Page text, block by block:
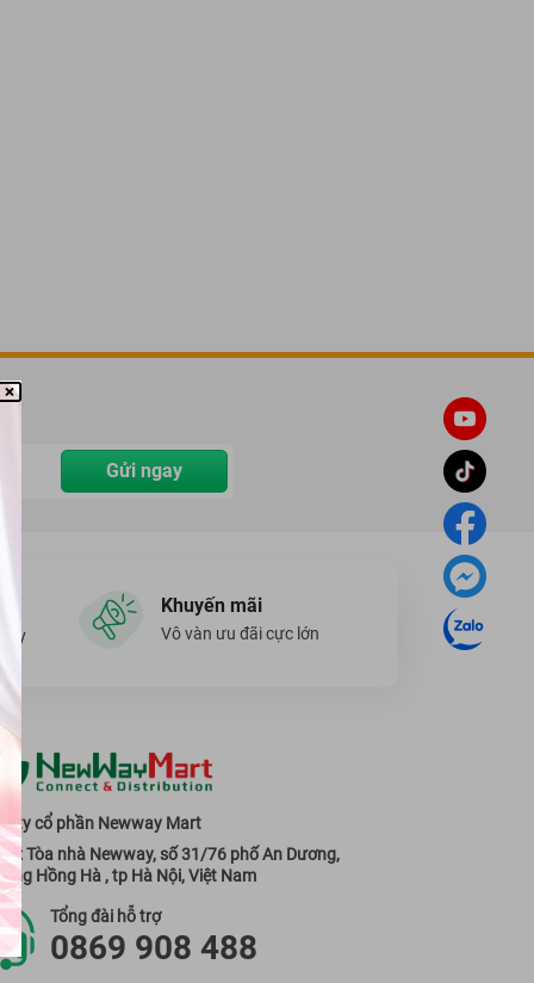
Gửi ngay
Khuyến mãi
Vô vàn ưu đãi cực lớn
ty cổ phần Newway Mart
Tòa nhà Newway, số 31/76 phố An Dương,
Hồng Hà , tp Hà Nội, Việt Nam
Tổng đài hỗ trợ
0869 908 488